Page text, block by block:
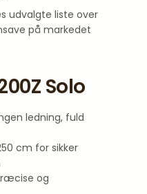
udvalgte liste over
på markedet
Solo
ledning, fuld
cm for sikker
og